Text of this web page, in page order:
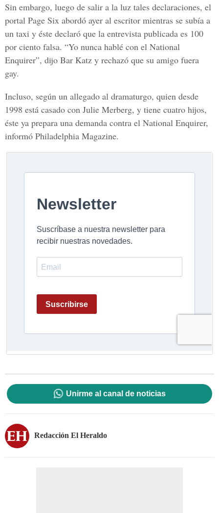
Sin embargo, luego de salir a la luz tales declaraciones, el
portal Page Six abordó ayer al escritor mientras se subía a
un taxi y éste declaró que la entrevista publicada es 100
por ciento falsa. “Yo nunca hablé con el National
Enquirer”, dijo Bar Katz y rechazó que su amigo fuera
gay.
Incluso, según un allegado al dramaturgo, quien desde
1998 está casado con Julie Merberg, y tiene cuatro hijos,
éste ya prepara una demanda contra el National Enquirer,
informó Philadelphia Magazine.
Unirme al canal de noticias
Redacción El Heraldo